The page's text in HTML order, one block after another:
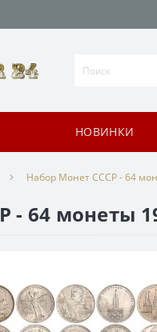
НОВИНКИ
Набор Монет СССР - 64
64 монеты